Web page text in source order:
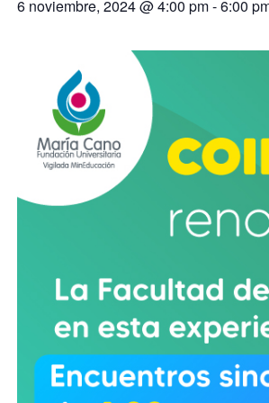
6 noviembre, 2024 @ 4:00 pm-6:00